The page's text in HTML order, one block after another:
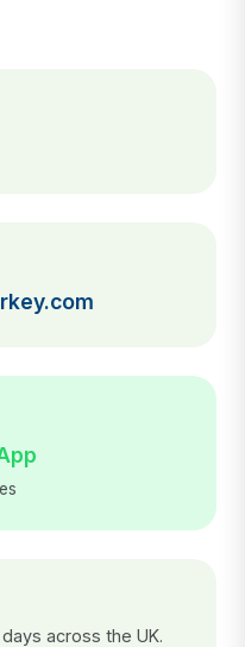
across the UK.